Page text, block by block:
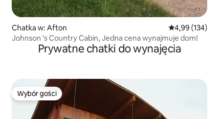
Chatka w: Afton Średnia
4,99 (134)
Johnson 's Country Cabin, Jedna cena wynajmuje dom!
Prywatne chatki do wynajęcia
Wybór gości
Wybór gości